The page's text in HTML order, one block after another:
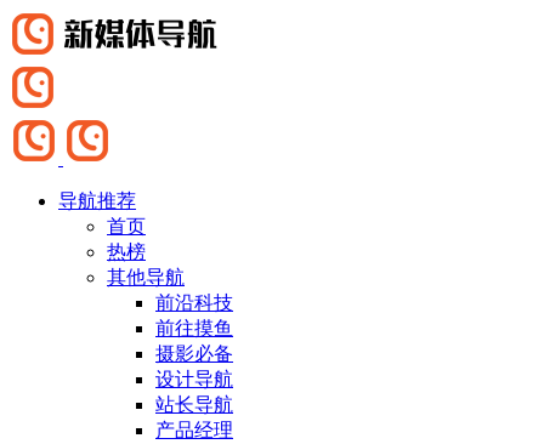
导航推荐
首页
热榜
其他导航
前沿科技
前往摸鱼
摄影必备
设计导航
站长导航
产品经理